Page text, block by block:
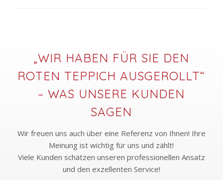
„WIR HABEN FÜR SIE DEN
ROTEN TEPPICH AUSGEROLLT“
– WAS UNSERE KUNDEN
SAGEN
Wir freuen uns auch über eine Referenz von Ihnen! Ihre
Meinung ist wichtig für uns und zählt!
Viele Kunden schätzen unseren professionellen Ansatz
und den exzellenten Service!